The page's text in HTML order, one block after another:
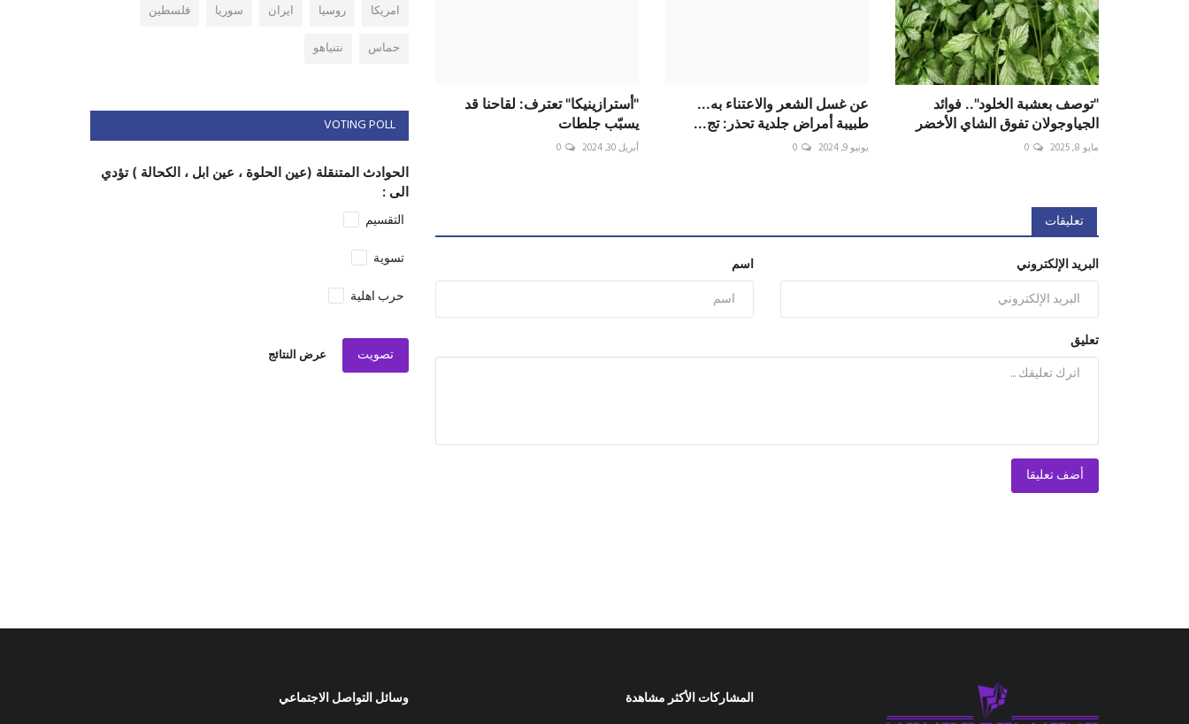
"توصف بعشبة الخلود".. فوائد
الجياوجولان تفوق الشاي الأخضر
مايو 8, 2025 0
عن غسل الشعر والاعتناء به...
طبيبة أمراض جلدية تحذر: تج...
يونيو 9, 2024 0
"أسترازينيكا" تعترف: لقاحنا قد
يسبّب جلطات
أبريل 30, 2024 0
تعليقات
اسم البريد الإلكتروني
تعليق
أضف تعليقا
امريكا
روسيا ايران سوريا
فلسطين
حماس
نتنياهو
VOTING POLL
الحوادث المتنقلة (عين الحلوة ، عين ابل ، الكحالة ) تؤدي
الى :
التقسيم
تسوية
حرب اهلية
تصويت عرض النتائج
المشاركات الأكثر مشاهدة وسائل التواصل الاجتماعي